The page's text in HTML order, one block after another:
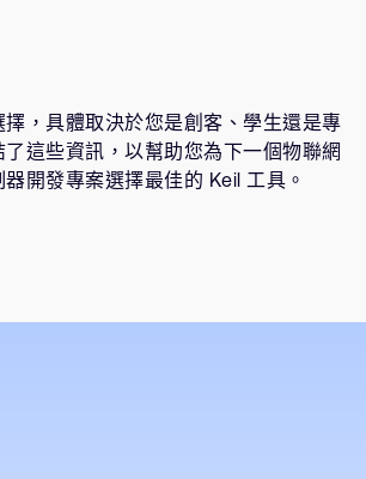
，具體取決於您是創客、學生還是專
這些資訊，以幫助您為下一個物聯網
開發專案選擇最佳的 Keil 工具。